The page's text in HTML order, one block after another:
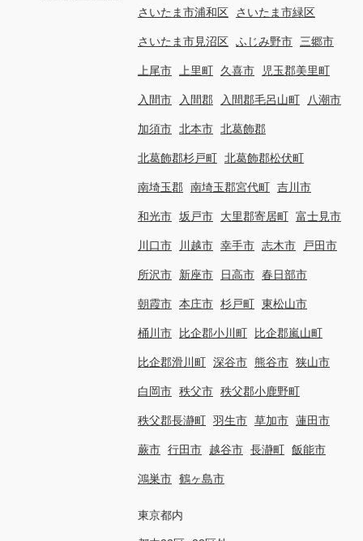
さいたま市浦和区 さいたま市緑区
さいたま市見沼区 ふじみ野市 三郷市
上尾市 上里町 久喜市 児玉郡美里町
入間市 入間郡 入間郡毛呂山町 八潮市
加須市 北本市 北葛飾郡
北葛飾郡杉戸町 北葛飾郡松伏町
南埼玉郡 南埼玉郡宮代町 吉川市
和光市 坂戸市 大里郡寄居町 富士見市
川口市 川越市 幸手市 志木市 戸田市
所沢市 新座市 日高市 春日部市
朝霞市 本庄市 杉戸町 東松山市
桶川市 比企郡小川町 比企郡嵐山町
比企郡滑川町 深谷市 熊谷市 狭山市
白岡市 秩父市 秩父郡小鹿野町
秩父郡長瀞町 羽生市 草加市 蓮田市
蕨市 行田市 越谷市 長瀞町 飯能市
鴻巣市 鶴ヶ島市
東京都内